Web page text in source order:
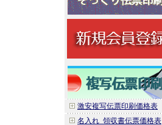
激安複写伝票印刷価格表
名入れ_領収書伝票価格表